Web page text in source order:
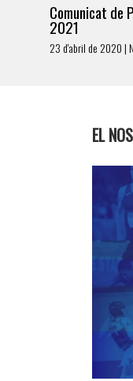
Comunicat de
2021
23 d'abril de 2020 |
EL